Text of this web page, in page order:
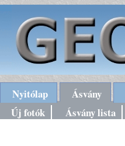
Nyitólap Ásvány
Új fotók
Ásvány lista